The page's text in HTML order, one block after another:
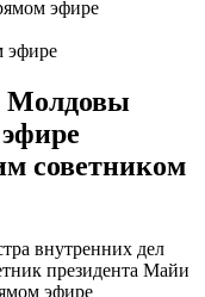
эфире
советником
внутренних дел
президента Майи
эфире